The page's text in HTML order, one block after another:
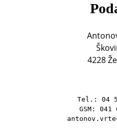
4228
Tel.: 04
GSM: 041